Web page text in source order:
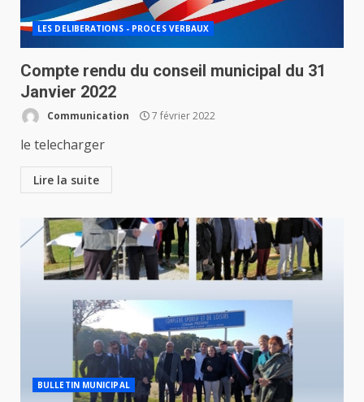
LES DELIBERATIONS - PROCES VERBAUX
Compte rendu du conseil municipal du 31
Janvier 2022
Communication 7 février 2022
le telecharger
Lire la suite
BULLETIN MUNICIPAL